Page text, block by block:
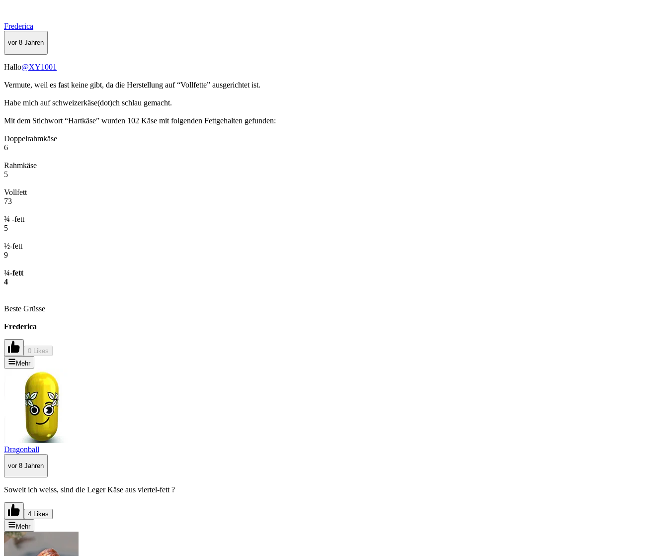
Frederica
vor 8 Jahren
Hallo@XY1001
Vermute, weil es fast keine gibt, da die Herstellung auf “Vollfette” ausgerichtet ist.
Habe mich auf schweizerkäse(dot)ch schlau gemacht.
Mit dem Stichwort “Hartkäse” wurden 102 Käse mit folgenden Fettgehalten gefunden:
Doppelrahmkäse
6
Rahmkäse
5
Vollfett
73
¾ -fett
5
½-fett
9
¼-fett
4
Beste Grüsse
Frederica
0 Likes
Mehr
Dragonball
vor 8 Jahren
Soweit ich weiss, sind die Leger Käse aus viertel-fett ?
4 Likes
Mehr